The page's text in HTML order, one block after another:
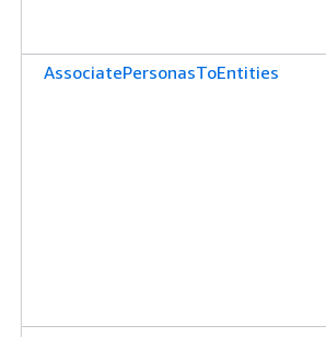
AssociatePersonasToEntities